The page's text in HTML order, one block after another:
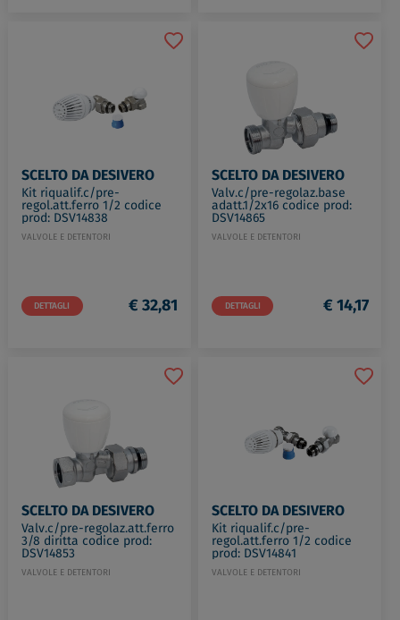
SCELTO DA DESIVERO
Kit riqualif.c/pre-
regol.att.ferro 1/2 codice
prod: DSV14838
VALVOLE E DETENTORI
DETTAGLI € 32,81
SCELTO DA DESIVERO
Valv.c/pre-regolaz.base
adatt.1/2x16 codice prod:
DSV14865
VALVOLE E DETENTORI
DETTAGLI € 14,17
SCELTO DA DESIVERO
Valv.c/pre-regolaz.att.ferro
3/8 diritta codice prod:
DSV14853
VALVOLE E DETENTORI
SCELTO DA DESIVERO
Kit riqualif.c/pre-
regol.att.ferro 1/2 codice
prod: DSV14841
VALVOLE E DETENTORI